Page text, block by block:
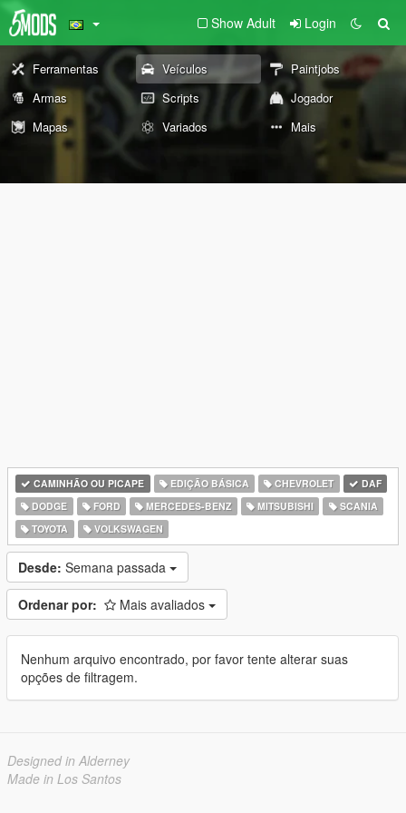
Show Adult Login
Ferramentas Veículos
Paintjobs
Armas
Scripts
Jogador
Mapas
Variados Mais
CAMINHÃO OU PICAPE EDIÇÃO BÁSICA CHEVROLET
DAF
DODGE
FORD MERCEDES-BENZ MITSUBISHI
SCANIA
TOYOTA
VOLKSWAGEN
Desde: Semana passada
Ordenar por: Mais avaliados
Nenhum arquivo encontrado, por favor tente alterar suas
opções de filtragem.
Designed in Alderney
Made in Los Santos